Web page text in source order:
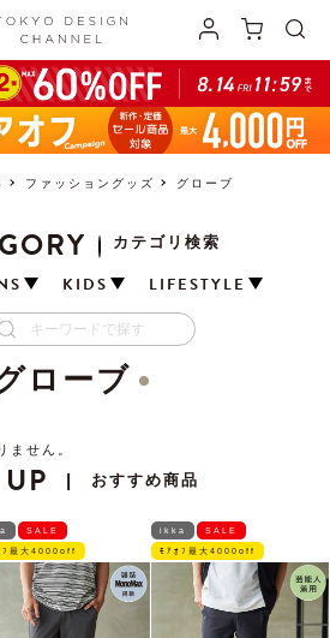
ファッショングッズ グローブ
カテゴリ検索
KIDS LIFESTYLE
ローブ
ません。
| おすすめ商品
SALE
ﾌ最大4000off
ikka SALE
ﾓｱｵﾌ最大4000off